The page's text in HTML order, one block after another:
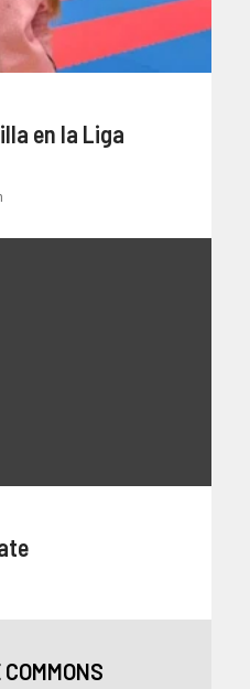
en la Liga